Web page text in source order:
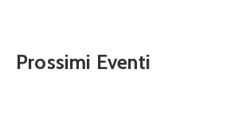
Prossimi Eventi